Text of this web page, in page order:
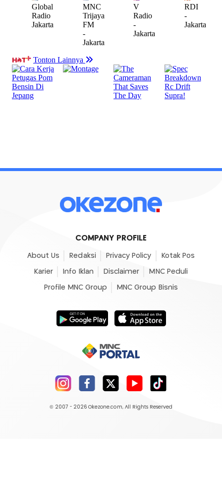
COMPANY PROFILE
About Us Redaksi Privacy Policy Kotak Pos
Karier Info Iklan Disclaimer MNC Peduli
Profile MNC Group MNC Group Bisnis
© 2007 - 2026 Okezone.com, All Rights Reserved